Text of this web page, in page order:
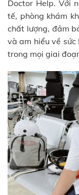
Doctor Help. Với
tế, phòng khám
chất lượng, đảm
và am hiểu về
trong mọi giai